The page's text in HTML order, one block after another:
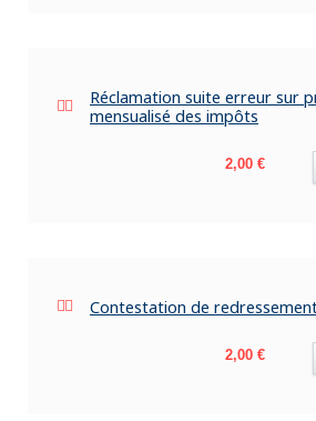
Réclamation suite erreur sur
mensualisé des impôts
Prix
2,00 €
Contestation de
Prix
2,00 €